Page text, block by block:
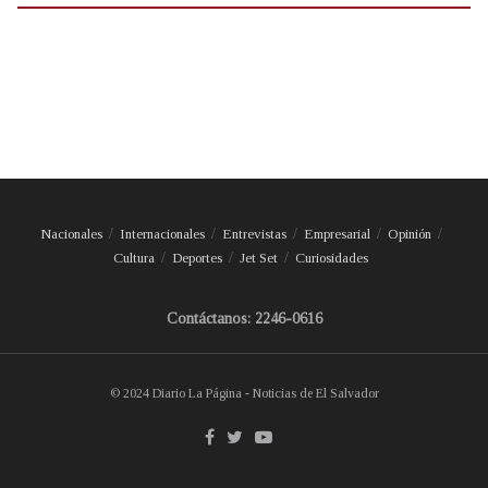
Nacionales Internacionales Entrevistas Empresarial
Opinión
Cultura
Deportes Jet Set Curiosidades
Contáctanos: 2246-0616
© 2024 Diario La Página - Noticias de El Salvador